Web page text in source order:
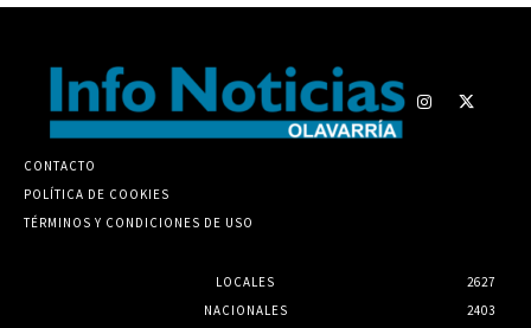
CONTACTO
POLÍTICA DE COOKIES
TÉRMINOS Y CONDICIONES DE USO
LOCALES
2627
NACIONALES
2403